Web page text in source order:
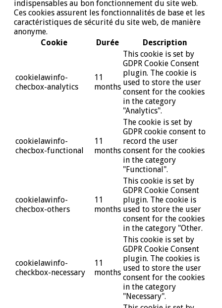
indispensables au bon fonctionnement du site web.
Ces cookies assurent les fonctionnalités de base et les
caractéristiques de sécurité du site web, de manière
anonyme.
Cookie
Durée Description
cookielawinfo-
checbox-analytics
11
months
This cookie is set by
GDPR Cookie Consent
plugin. The cookie is
used to store the user
consent for the cookies
in the category
"Analytics".
cookielawinfo-
checbox-functional
11
months
The cookie is set by
GDPR cookie consent to
record the user
consent for the cookies
in the category
"Functional".
cookielawinfo-
checbox-others
11
months
This cookie is set by
GDPR Cookie Consent
plugin. The cookie is
used to store the user
consent for the cookies
in the category "Other.
cookielawinfo-
checkbox-necessary
11
months
This cookie is set by
GDPR Cookie Consent
plugin. The cookies is
used to store the user
consent for the cookies
in the category
"Necessary".